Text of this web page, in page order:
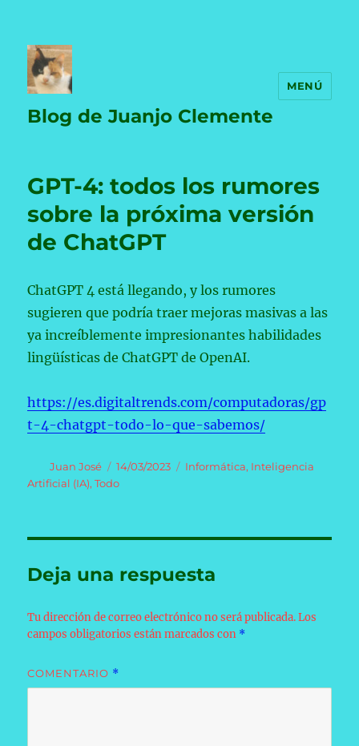
Blog de Juanjo Clemente
MENÚ
GPT-4: todos los rumores
sobre la próxima versión
de ChatGPT
ChatGPT 4 está llegando, y los rumores
sugieren que podría traer mejoras masivas a las
ya increíblemente impresionantes habilidades
lingüísticas de ChatGPT de OpenAI.
https://es.digitaltrends.com/computadoras/gp
t-4-chatgpt-todo-lo-que-sabemos/
Autor
Juan José
Publicado
el
14/03/2023 Categorías
Informática, Inteligencia
Artificial (IA),Todo
Deja una respuesta
Tu dirección de correo electrónico no será publicada. Los
campos obligatorios están marcados con *
COMENTARIO *